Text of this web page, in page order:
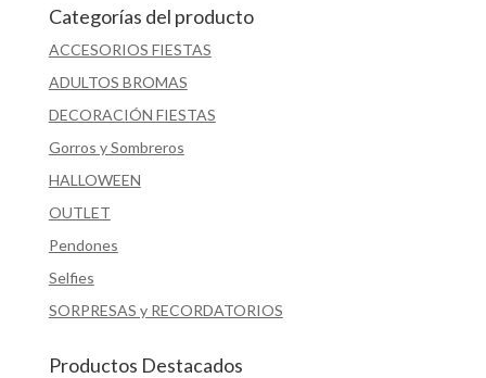
Categorías del producto
ACCESORIOS FIESTAS
ADULTOS BROMAS
DECORACIÓN FIESTAS
Gorros y Sombreros
HALLOWEEN
OUTLET
Pendones
Selfies
SORPRESAS y RECORDATORIOS
Productos Destacados